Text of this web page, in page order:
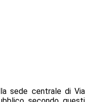
sede centrale di Via